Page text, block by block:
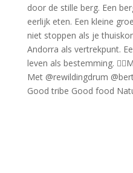
Good tribe Good food